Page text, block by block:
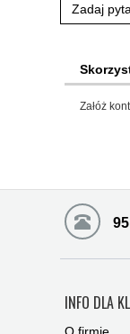
Zadaj
Załóż
INFO DLA